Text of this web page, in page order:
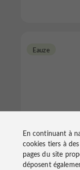
Eauze
En continuant à
cookies tiers à
pages du site
déposent